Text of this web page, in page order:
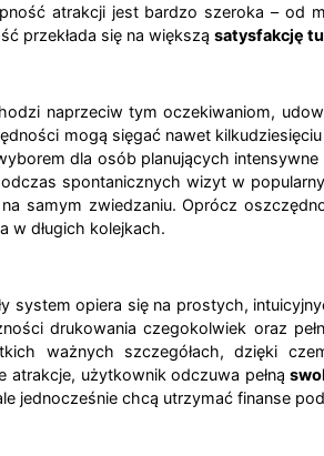
atrakcji jest bardzo szeroka – od
przekłada się na większą satysfakcję
naprzeciw tym oczekiwaniom,
mogą sięgać nawet
dla osób planujących
spontanicznych wizyt w
samym zwiedzaniu. Oprócz
w długich kolejkach.
system opiera się na prostych,
drukowania czegokolwiek oraz
ważnych szczegółach, dzięki
atrakcje, użytkownik odczuwa pełną
jednocześnie chcą utrzymać finanse